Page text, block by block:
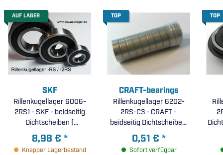
AUF LAGER
SKF
Rillenkugellager 6006-
2RS1 - SKF - beidseitig
Dichtscheiben (
30x55x13mm )
8,98 € *
Knapper Lagerbestand
TOP
CRAFT-bearings
Rillenkugellager 6202-
2RS-C3 - CRAFT -
beidseitig Dichtscheiben,
erhöhte radiale Lagerluft
C3 ( 15x35x11mm )
0,51 € *
Sofort verfügbar
TOP